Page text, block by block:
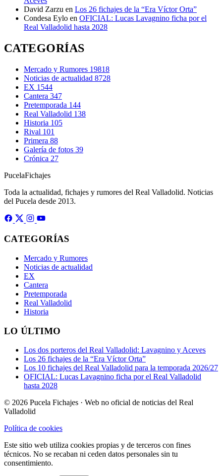
David Zarzu en Los 26 fichajes de la “Era Víctor Orta”
Condesa Eylo en OFICIAL: Lucas Lavagnino ficha por el
Real Valladolid hasta 2028
CATEGORÍAS
Mercado y Rumores 19818
Noticias de actualidad 8728
EX 1544
Cantera 347
Pretemporada 144
Real Valladolid 138
Historia 105
Rival 101
Primera 88
Galería de fotos 39
Crónica 27
PucelaFichajes
Toda la actualidad, fichajes y rumores del Real Valladolid. Noticias
del Pucela desde 2013.
CATEGORÍAS
Mercado y Rumores
Noticias de actualidad
EX
Cantera
Pretemporada
Real Valladolid
Historia
LO ÚLTIMO
Los dos porteros del Real Valladolid: Lavagnino y Aceves
Los 26 fichajes de la “Era Víctor Orta”
Los 10 fichajes del Real Valladolid para la temporada 2026/27
OFICIAL: Lucas Lavagnino ficha por el Real Valladolid
hasta 2028
© 2026 Pucela Fichajes · Web no oficial de noticias del Real
Valladolid
Política de cookies
Este sitio web utiliza cookies propias y de terceros con fines
técnicos. No se recaban ni ceden datos personales sin tu
consentimiento.